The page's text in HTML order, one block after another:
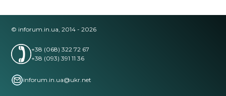
© inforum.in.ua, 2014 - 2026
+38 (068) 322 72 67
+38 (093) 391 11 36
inforum.in.ua@ukr.net